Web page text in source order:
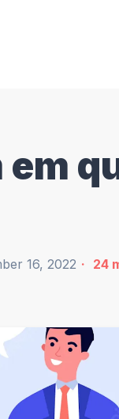
em
16, 2022 24